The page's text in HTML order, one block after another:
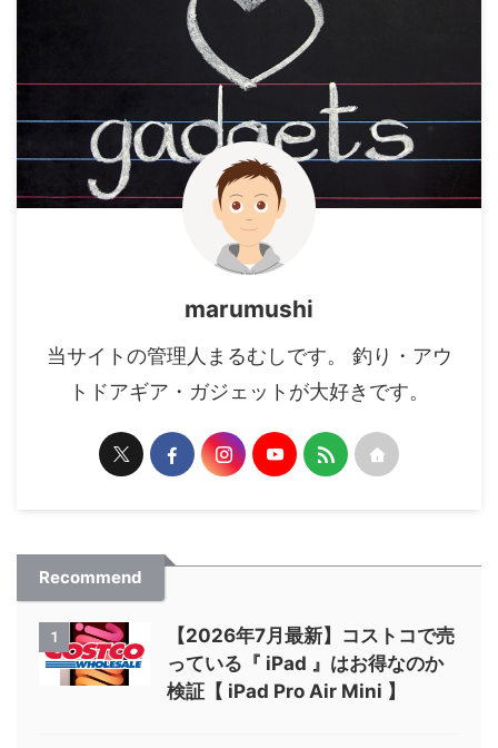
marumushi
当サイトの管理人まるむしです。 釣り・アウ
トドアギア・ガジェットが大好きです。
Recommend
1
【2026年7月最新】コストコで売
っている『 iPad 』はお得なのか
検証【 iPad Pro Air Mini 】